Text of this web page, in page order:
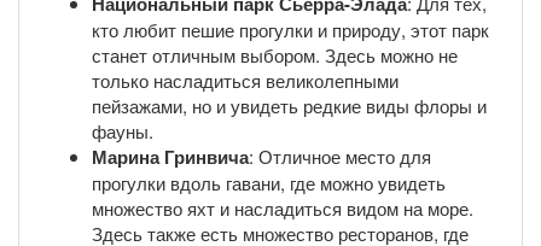
кто любит пешие прогулки и природу, этот парк
станет отличным выбором. Здесь можно не
только насладиться великолепными
пейзажами, но и увидеть редкие виды флоры и
фауны.
Марина Гринвича: Отличное место для
прогулки вдоль гавани, где можно увидеть
множество яхт и насладиться видом на море.
Здесь также есть множество ресторанов, где